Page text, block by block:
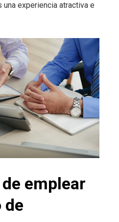
experiencia atractiva e
emplear
de